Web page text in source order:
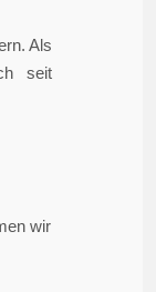
Als
seit
wir